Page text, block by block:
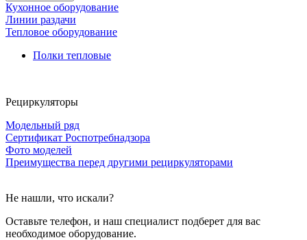
Кухонное оборудование
Линии раздачи
Тепловое оборудование
Полки тепловые
Рециркуляторы
Модельный ряд
Сертификат Роспотребнадзора
Фото моделей
Преимущества перед другими рециркуляторами
Не нашли, что искали?
Оставьте телефон, и наш специалист подберет для вас
необходимое оборудование.